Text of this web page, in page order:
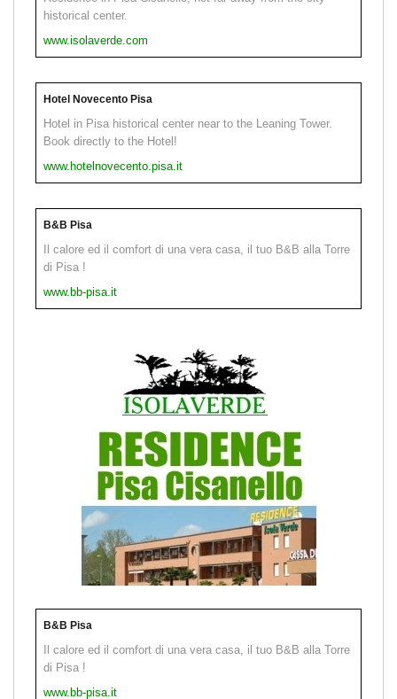
historical center.
www.isolaverde.com
Hotel Novecento Pisa
Hotel in Pisa historical center near to the Leaning Tower.
Book directly to the Hotel!
www.hotelnovecento.pisa.it
B&B Pisa
Il calore ed il comfort di una vera casa, il tuo B&B alla Torre
di Pisa !
www.bb-pisa.it
B&B Pisa
Il calore ed il comfort di una vera casa, il tuo B&B alla Torre
di Pisa !
www.bb-pisa.it